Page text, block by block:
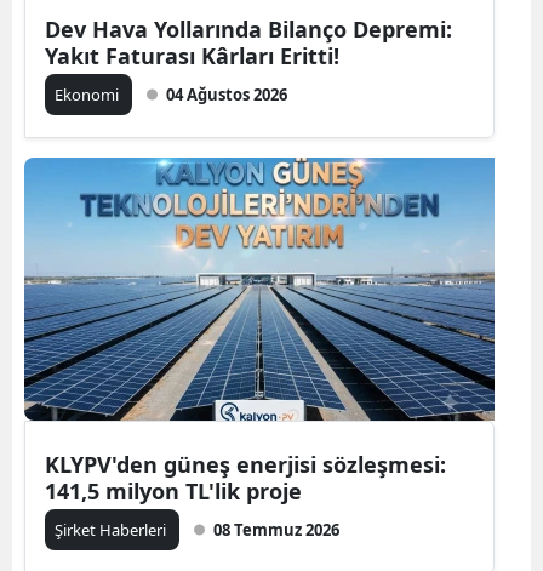
Dev Hava Yollarında Bilanço Depremi:
Yakıt Faturası Kârları Eritti!
Ekonomi 04 Ağustos 2026
KLYPV'den güneş enerjisi sözleşmesi:
141,5 milyon TL'lik proje
Şirket Haberleri 08 Temmuz 2026